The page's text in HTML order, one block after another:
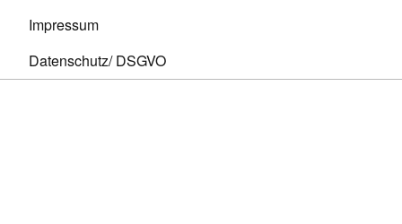
Impressum
Datenschutz/ DSGVO